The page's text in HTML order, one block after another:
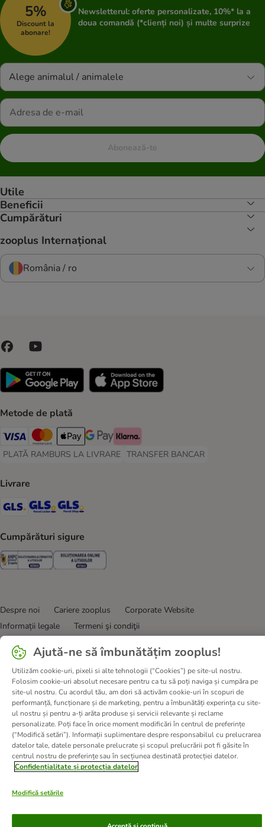
5%
Discount la
abonare!
Newsletterul: oferte personalizate, 10%* la a
doua comandă (*clienți noi) și multe surprize
Alege animalul / animalele
Abonează-te
Utile
Beneficii
Cumpărături
zooplus Internațional
România / ro
Metode de plată
Visa Payment Method
Master Card Payment Method
Apple Pay Payment Method
Google Pay Payment Method
Klarna Payment Method
PLATĂ RAMBURS LA LIVRARE
PLATĂ RAMBURS LA LIVRARE Payment Method
TRANSFER BANCAR
TRANSFER BANCAR Payment
Livrare
GLS Shipping Method
GLS Locker Shipping Method
Cumpărături sigure
Security Security
Despre noi Cariere zooplus
Corporate Website
Informații legale
Termeni şi condiţii
Deșeuri și protecția mediului
Retrageți-vă din contract aici
Metode de plată
Program de afiliere
Declarație de accesibilitate
Confidenţialitate & protecția datelor
DSA
© zooplus SE2026
Ajută-ne să îmbunătățim zooplus!
Utilizăm cookie-uri, pixeli si alte tehnologii (“Cookies”) pe site-ul nostru.
Folosim cookie-uri absolut necesare pentru ca tu să poți naviga și cumpăra pe
site-ul nostru. Cu acordul tău, am dori să activăm cookie-uri în scopuri de
performanță, funcționare și de marketing, pentru a îmbunătăți experința cu site-
ul nostru și pentru a-ți arăta produse și servicii relevante și reclame
personalizate. Poți face în orice moment modificări în centrul de preferințe
(“Modifică setări”). Informații suplimentare despre responsabilul cu prelucrarea
datelor tale, datele personale prelucrate și scopul prelucrării pot fi găsite în
centrul nostru de preferințe sau în secțiunea destinată protecției datelor.
Confidențialitate și protecția datelor
Modifică setările